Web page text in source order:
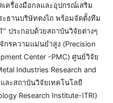
ครื่องมือกลและอุปกรณ์เสริม
ะธานบริษัทตงไถ พร้อมจัดตั้งทีม
ประกอบด้วยสถาบันวิจัยต่างๆ
รความแม่นยำสูง (Precision
Center -PMC) ศูนย์วิจัย
Industries Research and
ละสถาบันวิจัยเทคโนโลยี
Research Institute-ITRI)